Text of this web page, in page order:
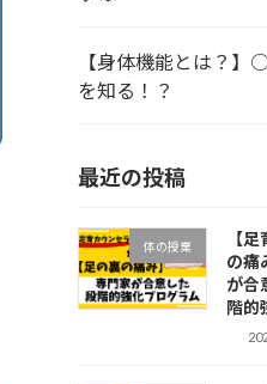
【身体機能とは？
を知る！？
最近の投稿
体の授業
【
の痛
が合
階的